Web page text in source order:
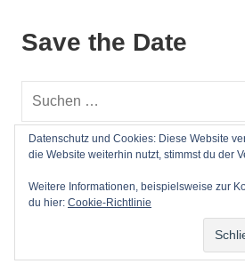
Save the Date
Suchen
Impressum
WordPress-Theme: Mercia
Datenschutz und Cookies: Diese Website
die Website weiterhin nutzt, stimmst du der
Weitere Informationen, beispielsweise zur
du hier: Cookie-Richtlinie